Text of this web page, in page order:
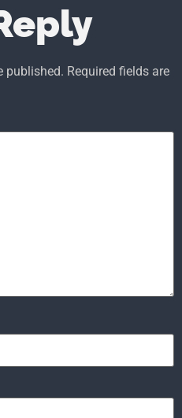
published. Required fields are